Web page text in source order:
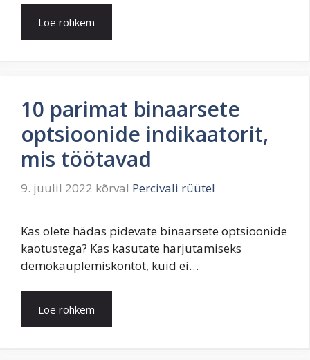
Loe rohkem
10 parimat binaarsete
optsioonide indikaatorit,
mis töötavad
9. juulil 2022 kõrval Percivali rüütel
Kas olete hädas pidevate binaarsete optsioonide
kaotustega? Kas kasutate harjutamiseks
demokauplemiskontot, kuid ei…
Loe rohkem